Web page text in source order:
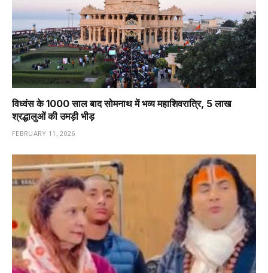
विध्वंस के 1000 साल बाद सोमनाथ में भव्य महाशिवरात्रि, 5 लाख
श्रद्धालुओं की उमड़ी भीड़
FEBRUARY 11, 2026